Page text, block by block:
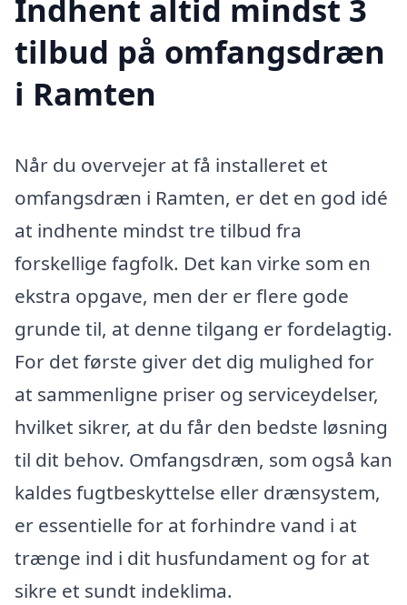
Indhent altid mindst 3
tilbud på omfangsdræn
i Ramten
Når du overvejer at få installeret et
omfangsdræn i Ramten, er det en god idé
at indhente mindst tre tilbud fra
forskellige fagfolk. Det kan virke som en
ekstra opgave, men der er flere gode
grunde til, at denne tilgang er fordelagtig.
For det første giver det dig mulighed for
at sammenligne priser og serviceydelser,
hvilket sikrer, at du får den bedste løsning
til dit behov. Omfangsdræn, som også kan
kaldes fugtbeskyttelse eller drænsystem,
er essentielle for at forhindre vand i at
trænge ind i dit husfundament og for at
sikre et sundt indeklima.